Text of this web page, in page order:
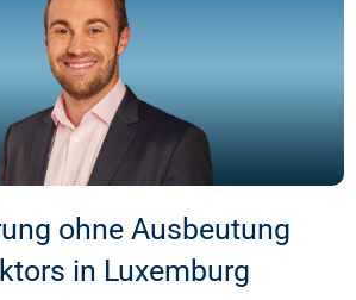
ohne Ausbeutung
in Luxemburg